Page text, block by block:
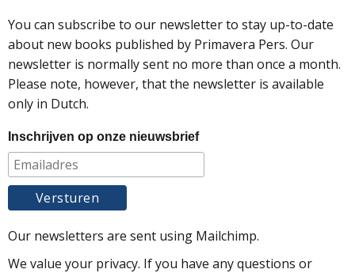
You can subscribe to our newsletter to stay up-to-date
about new books published by Primavera Pers. Our
newsletter is normally sent no more than once a month.
Please note, however, that the newsletter is available
only in Dutch.
Inschrijven op onze nieuwsbrief
Our newsletters are sent using Mailchimp.
We value your privacy. If you have any questions or